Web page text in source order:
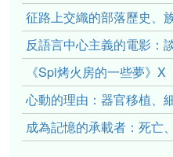
征路上交織的部落歷史、
反語言中心主義的電影：
《Spi烤火房的一些夢》
心動的理由：器官移植、
成為記憶的承載者：死亡